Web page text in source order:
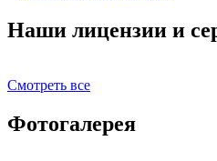
Наши лицензии и
Смотреть все
Фотогалерея